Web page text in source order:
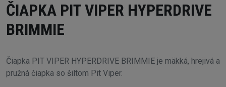
ČIAPKA PIT VIPER HYPERDRIVE
BRIMMIE
Čiapka PIT VIPER HYPERDRIVE BRIMMIE je mäkká, hrejivá a
pružná čiapka so šiltom Pit Viper.